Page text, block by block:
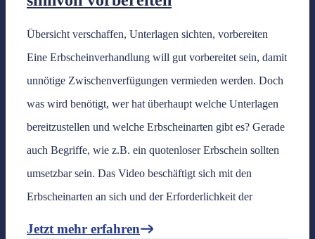
Übersicht verschaffen, Unterlagen sichten, vorbereiten
Eine Erbscheinverhandlung will gut vorbereitet sein, damit
unnötige Zwischenverfügungen vermieden werden. Doch
was wird benötigt, wer hat überhaupt welche Unterlagen
bereitzustellen und welche Erbscheinarten gibt es? Gerade
auch Begriffe, wie z.B. ein quotenloser Erbschein sollten
umsetzbar sein. Das Video beschäftigt sich mit den
Erbscheinarten an sich und der Erforderlichkeit der
Jetzt mehr erfahren